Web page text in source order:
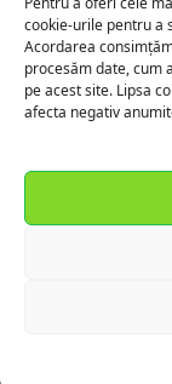
cookie-urile pentru a
Acordarea
procesăm date, cum
pe acest site. Lipsa
afecta negativ